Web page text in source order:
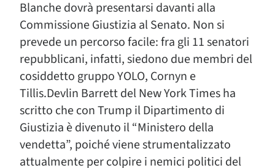
Blanche dovrà presentarsi davanti alla
Commissione Giustizia al Senato. Non si
prevede un percorso facile: fra gli 11 senatori
repubblicani, infatti, siedono due membri del
cosiddetto gruppo YOLO, Cornyn e
Tillis.Devlin Barrett del New York Times ha
scritto che con Trump il Dipartimento di
Giustizia è divenuto il “Ministero della
vendetta”, poiché viene strumentalizzato
attualmente per colpire i nemici politici del